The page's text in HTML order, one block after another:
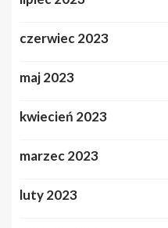
czerwiec 2023
maj 2023
kwiecień 2023
marzec 2023
luty 2023